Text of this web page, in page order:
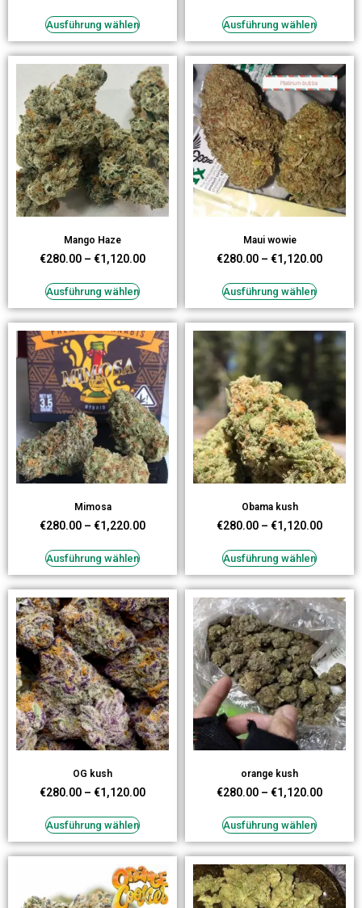
Ausführung wählen Ausführung wählen
Mango Haze
€280.00 – €1,120.00
Ausführung wählen
Maui wowie
€280.00 – €1,120.00
Ausführung wählen
Mimosa
€280.00 – €1,220.00
Ausführung wählen
Obama kush
€280.00 – €1,120.00
Ausführung wählen
OG kush
€280.00 – €1,120.00
Ausführung wählen
orange kush
€280.00 – €1,120.00
Ausführung wählen